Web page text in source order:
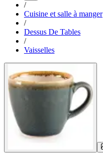
/
Cuisine et salle à manger
/
Dessus De Tables
/
Vaisselles